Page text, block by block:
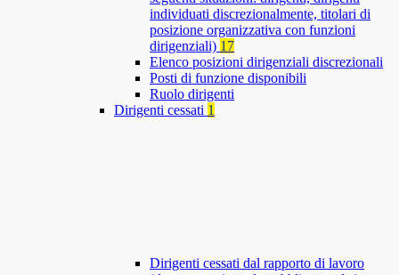
individuati discrezionalmente, titolari di
posizione organizzativa con funzioni
dirigenziali) 17
Elenco posizioni dirigenziali discrezionali
Posti di funzione disponibili
Ruolo dirigenti
Dirigenti cessati 1
Dirigenti cessati dal rapporto di lavoro